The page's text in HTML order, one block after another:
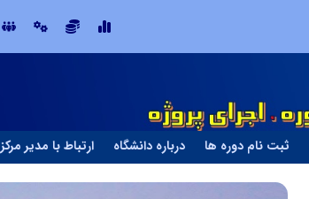
ثبت نام دوره ها درباره دانشگاه ارتباط با مدیر مرکز